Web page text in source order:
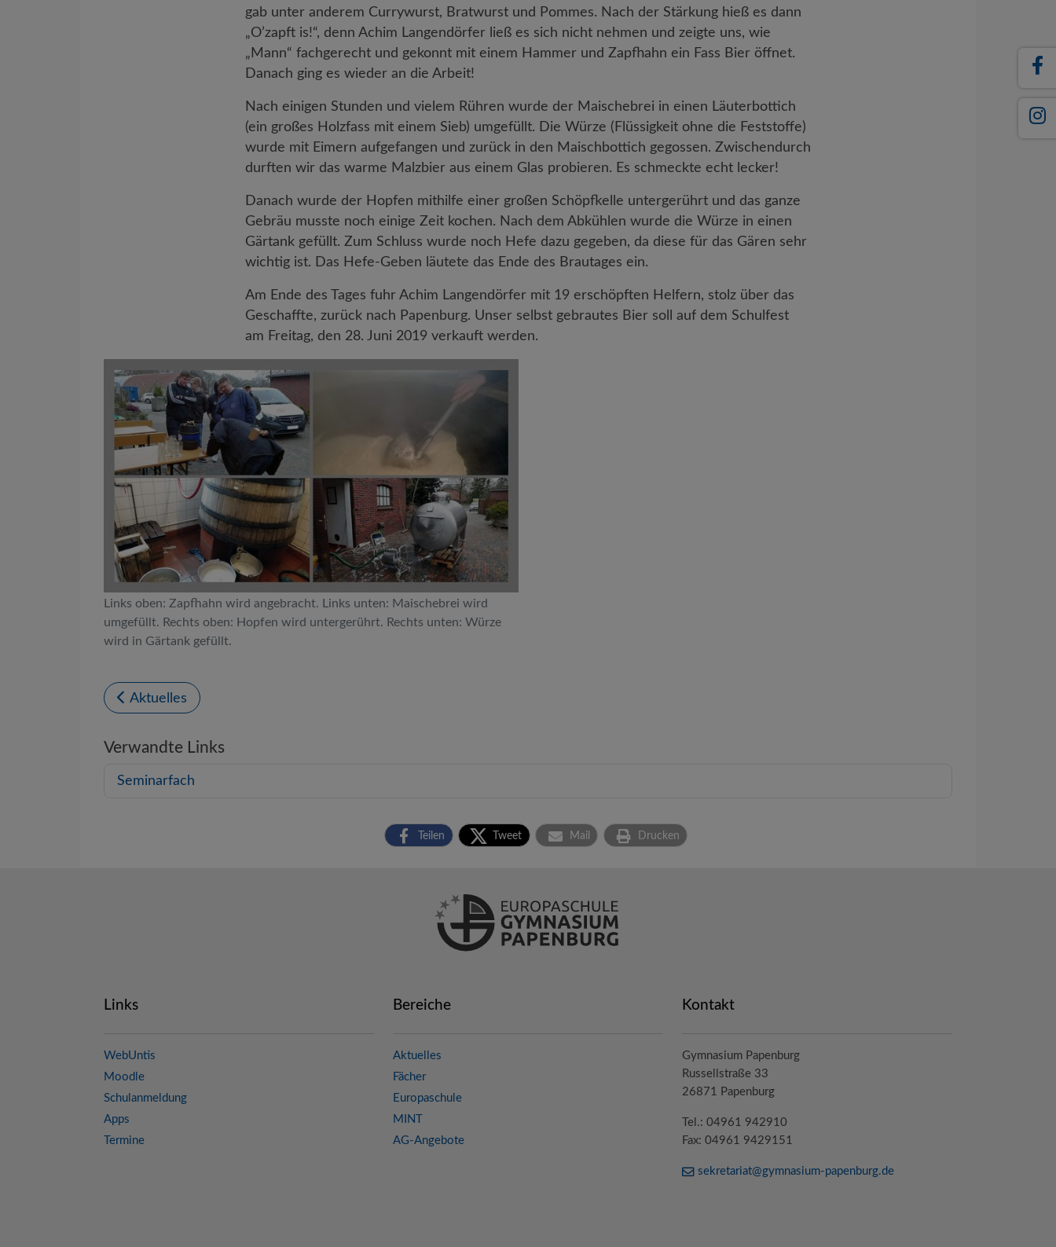
gab unter anderem Currywurst, Bratwurst und Pommes. Nach der Stärkung hieß es dann
„O’zapft is!“, denn Achim Langendörfer ließ es sich nicht nehmen und zeigte uns, wie
„Mann“ fachgerecht und gekonnt mit einem Hammer und Zapfhahn ein Fass Bier öffnet.
Danach ging es wieder an die Arbeit!
Nach einigen Stunden und vielem Rühren wurde der Maischebrei in einen Läuterbottich
(ein großes Holzfass mit einem Sieb) umgefüllt. Die Würze (Flüssigkeit ohne die Feststoffe)
wurde mit Eimern aufgefangen und zurück in den Maischbottich gegossen. Zwischendurch
durften wir das warme Malzbier aus einem Glas probieren. Es schmeckte echt lecker!
Danach wurde der Hopfen mithilfe einer großen Schöpfkelle untergerührt und das ganze
Gebräu musste noch einige Zeit kochen. Nach dem Abkühlen wurde die Würze in einen
Gärtank gefüllt. Zum Schluss wurde noch Hefe dazu gegeben, da diese für das Gären sehr
wichtig ist. Das Hefe-Geben läutete das Ende des Brautages ein.
Am Ende des Tages fuhr Achim Langendörfer mit 19 erschöpften Helfern, stolz über das
Geschaffte, zurück nach Papenburg. Unser selbst gebrautes Bier soll auf dem Schulfest
am Freitag, den 28. Juni 2019 verkauft werden.
Links oben: Zapfhahn wird angebracht. Links unten: Maischebrei wird
umgefüllt. Rechts oben: Hopfen wird untergerührt. Rechts unten: Würze
wird in Gärtank gefüllt.
Aktuelles
Verwandte Links
Seminarfach
Teilen Tweet Mail Drucken
Links
WebUntis
Moodle
Schulanmeldung
Apps
Termine
Bereiche
Aktuelles
Fächer
Europaschule
MINT
AG-Angebote
Kontakt
Gymnasium Papenburg
Russellstraße 33
26871 Papenburg
Tel.: 04961 942910
Fax: 04961 9429151
sekretariat@gymnasium-papenburg.de